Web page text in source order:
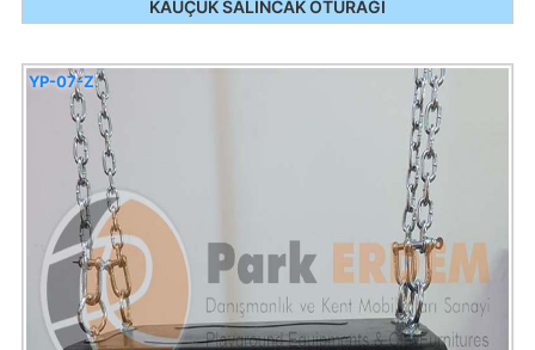
KAUÇUK SALINCAK OTURAĞI
YP-07-Z